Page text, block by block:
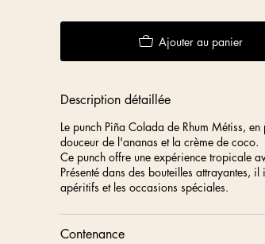
Ajouter au panier
Description détaillée
Le punch Piña Colada de Rhum Métiss,
douceur de l'ananas et la crème de coco.
Ce punch offre une expérience tropicale
Présenté dans des bouteilles attrayantes,
apéritifs et les occasions spéciales.
Contenance